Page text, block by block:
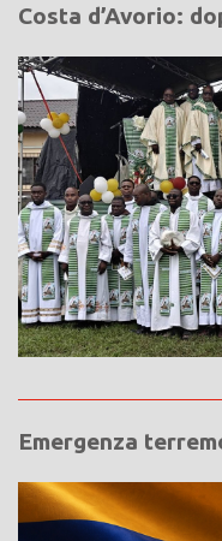
Costa d’Avorio:
Emergenza